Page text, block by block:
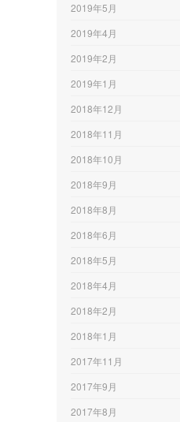
2019年5月
2019年4月
2019年2月
2019年1月
2018年12月
2018年11月
2018年10月
2018年9月
2018年8月
2018年6月
2018年5月
2018年4月
2018年2月
2018年1月
2017年11月
2017年9月
2017年8月